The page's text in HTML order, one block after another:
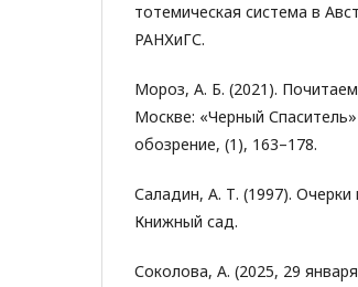
тотемическая система в
РАНХиГС.
Мороз, А. Б. (2021).
Москве: «Черный
обозрение, (1), 163–178.
Саладин, А. Т. (1997).
Книжный сад.
Соколова, А. (2025, 29